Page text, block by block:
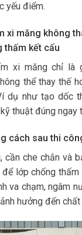
yếu điểm.
xi măng không
thấm kết cấu
xi măng chỉ là
thể thay thế
dụ như tạo dốc
thuật đúng ngay
cách sau thi
cần che chắn và
để lớp chống
va chạm, ngâm
hưởng đến